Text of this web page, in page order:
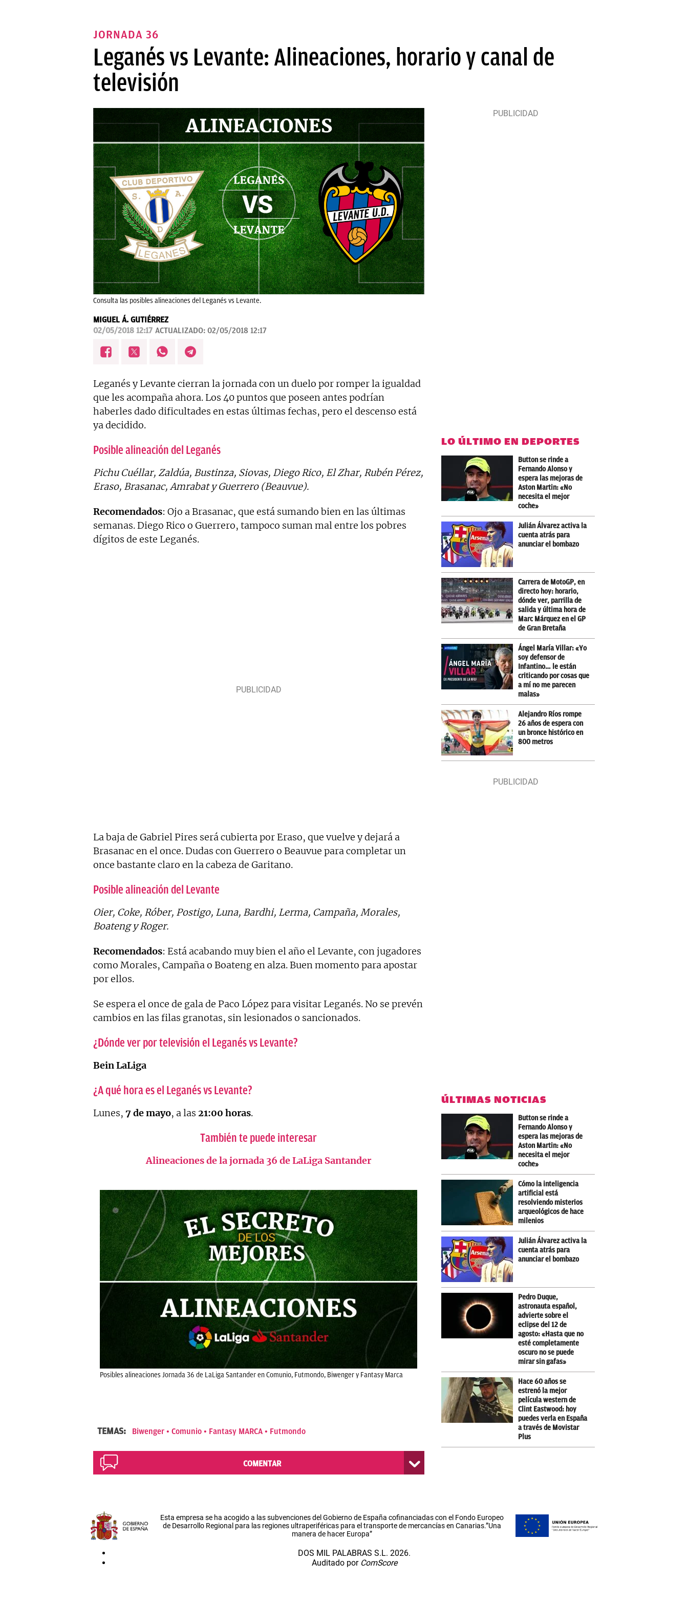
JORNADA 36
Leganés vs Levante: Alineaciones, horario y canal de
televisión
Consulta las posibles alineaciones del Leganés vs Levante.
MIGUEL Á. GUTIÉRREZ
02/05/2018 12:17 ACTUALIZADO: 02/05/2018 12:17
Leganés y Levante cierran la jornada con un duelo por romper la igualdad
que les acompaña ahora. Los 40 puntos que poseen antes podrían
haberles dado dificultades en estas últimas fechas, pero el descenso está
ya decidido.
Posible alineación del Leganés
Pichu Cuéllar, Zaldúa, Bustinza, Siovas, Diego Rico, El Zhar, Rubén Pérez,
Eraso, Brasanac, Amrabat y Guerrero (Beauvue).
Recomendados: Ojo a Brasanac, que está sumando bien en las últimas
semanas. Diego Rico o Guerrero, tampoco suman mal entre los pobres
dígitos de este Leganés.
La baja de Gabriel Pires será cubierta por Eraso, que vuelve y dejará a
Brasanac en el once. Dudas con Guerrero o Beauvue para completar un
once bastante claro en la cabeza de Garitano.
Posible alineación del Levante
Oier, Coke, Róber, Postigo, Luna, Bardhi, Lerma, Campaña, Morales,
Boateng y Roger.
Recomendados: Está acabando muy bien el año el Levante, con jugadores
como Morales, Campaña o Boateng en alza. Buen momento para apostar
por ellos.
Se espera el once de gala de Paco López para visitar Leganés. No se prevén
cambios en las filas granotas, sin lesionados o sancionados.
¿Dónde ver por televisión el Leganés vs Levante?
Bein LaLiga
¿A qué hora es el Leganés vs Levante?
Lunes, 7 de mayo, a las 21:00 horas.
También te puede interesar
Alineacionesde la jornada 36 de LaLiga Santander
Posibles alineaciones Jornada 36 de LaLiga Santander en Comunio, Futmondo, Biwenger y Fantasy Marca
TEMAS: Biwenger Comunio Fantasy MARCA Futmondo
COMENTAR
LO ÚLTIMO EN DEPORTES
Button se rinde a
Fernando Alonso y
espera las mejoras de
Aston Martin: «No
necesita el mejor
coche»
Julián Álvarez activa la
cuenta atrás para
anunciar el bombazo
Carrera de MotoGP, en
directo hoy: horario,
dónde ver, parrilla de
salida y última hora de
Marc Márquez en el GP
de Gran Bretaña
Ángel María Villar: «Yo
soy defensor de
Infantino… le están
criticando por cosas que
a mí no me parecen
malas»
Alejandro Ríos rompe
26 años de espera con
un bronce histórico en
800 metros
ÚLTIMAS NOTICIAS
Button se rinde a
Fernando Alonso y
espera las mejoras de
Aston Martin: «No
necesita el mejor
coche»
Cómo la inteligencia
artificial está
resolviendo misterios
arqueológicos de hace
milenios
Julián Álvarez activa la
cuenta atrás para
anunciar el bombazo
Pedro Duque,
astronauta español,
advierte sobre el
eclipse del 12 de
agosto: «Hasta que no
esté completamente
oscuro no se puede
mirar sin gafas»
Hace 60 años se
estrenó la mejor
película western de
Clint Eastwood: hoy
puedes verla en España
a través de Movistar
Plus
Esta empresa se ha acogido a las subvenciones del Gobierno de España cofinanciadas con el Fondo Europeo
de Desarrollo Regional para las regiones ultraperiféricas para el transporte de mercancías en Canarias.”Una
manera de hacer Europa”
DOS MIL PALABRAS S.L. 2026.
Auditado por ComScore